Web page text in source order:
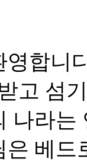
영합니
고 섬
나라
베